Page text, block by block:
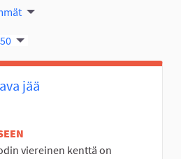
50
jää
viereinen kenttä on